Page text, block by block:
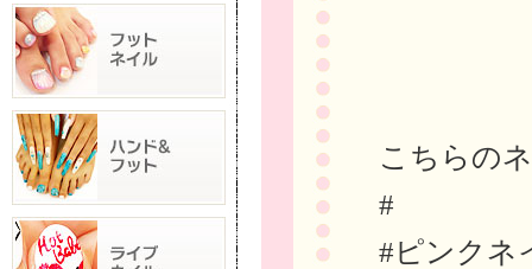
こちらの
#
#ピンクネ